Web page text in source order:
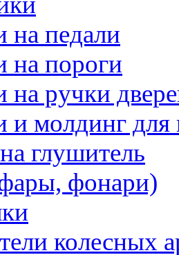
на педали
на пороги
на ручки
и молдинг для
глушитель
фонари)
колесных